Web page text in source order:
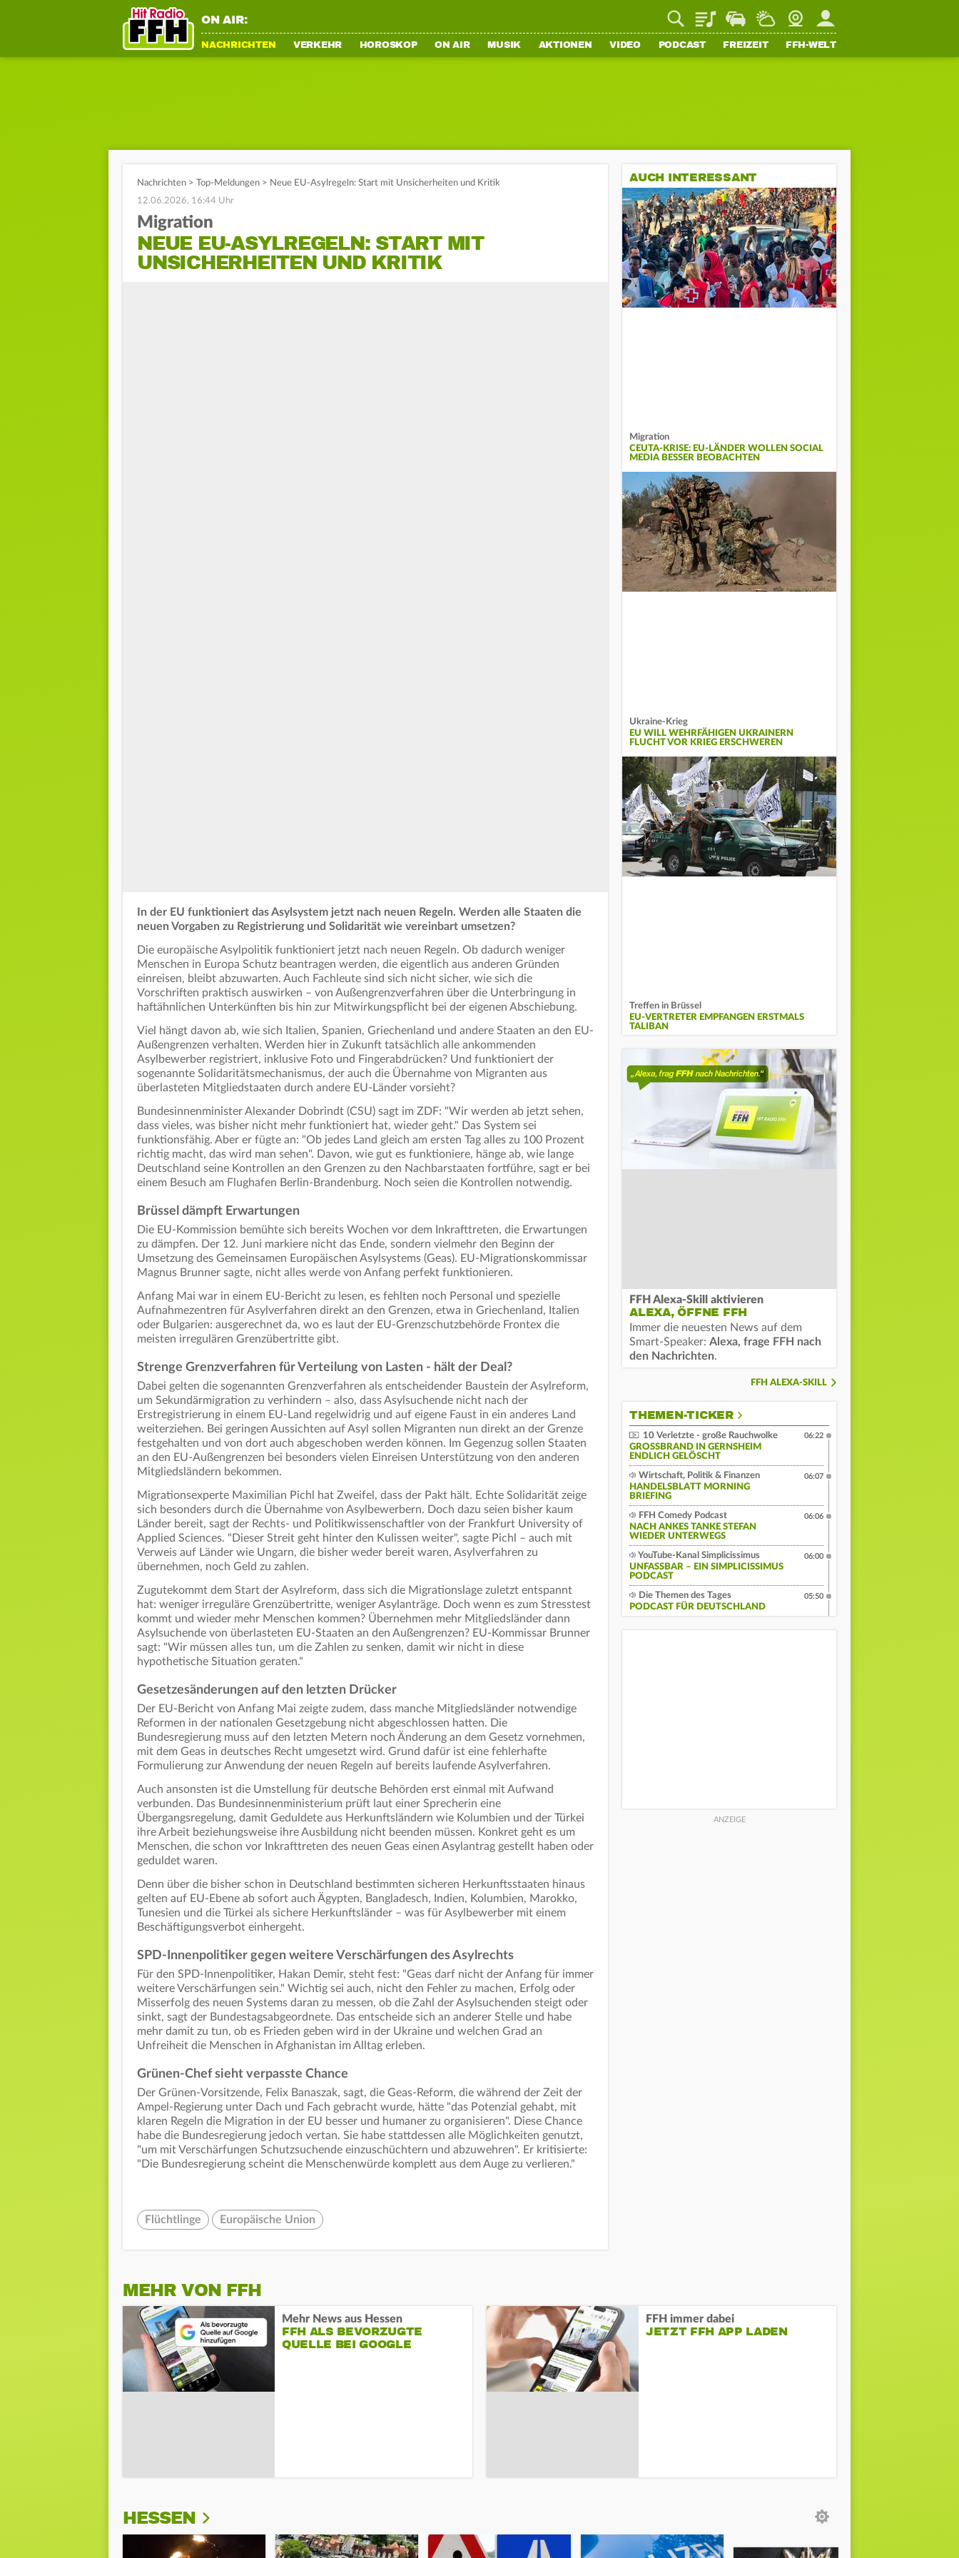
ON AIR: PlaylistStaupilotWetterWebcamMein FFH
NACHRICHTEN VERKEHR HOROSKOP ON AIR MUSIK AKTIONEN VIDEO PODCAST FREIZEIT FFH-WELT
Nachrichten > Top-Meldungen > Neue EU-Asylregeln: Start mit Unsicherheiten und Kritik
12.06.2026, 16:44 Uhr
Migration
NEUE EU-ASYLREGELN: START MIT
UNSICHERHEITEN UND KRITIK
In der EU funktioniert das Asylsystem jetzt nach neuen Regeln. Werden alle Staaten die
neuen Vorgaben zu Registrierung und Solidarität wie vereinbart umsetzen?
Die europäische Asylpolitik funktioniert jetzt nach neuen Regeln. Ob dadurch weniger
Menschen in Europa Schutz beantragen werden, die eigentlich aus anderen Gründen
einreisen, bleibt abzuwarten. Auch Fachleute sind sich nicht sicher, wie sich die
Vorschriften praktisch auswirken – von Außengrenzverfahren über die Unterbringung in
haftähnlichen Unterkünften bis hin zur Mitwirkungspflicht bei der eigenen Abschiebung.
Viel hängt davon ab, wie sich Italien, Spanien, Griechenland und andere Staaten an den EU-
Außengrenzen verhalten. Werden hier in Zukunft tatsächlich alle ankommenden
Asylbewerber registriert, inklusive Foto und Fingerabdrücken? Und funktioniert der
sogenannte Solidaritätsmechanismus, der auch die Übernahme von Migranten aus
überlasteten Mitgliedstaaten durch andere EU-Länder vorsieht?
Bundesinnenminister Alexander Dobrindt (CSU) sagt im ZDF: "Wir werden ab jetzt sehen,
dass vieles, was bisher nicht mehr funktioniert hat, wieder geht." Das System sei
funktionsfähig. Aber er fügte an: "Ob jedes Land gleich am ersten Tag alles zu 100 Prozent
richtig macht, das wird man sehen". Davon, wie gut es funktioniere, hänge ab, wie lange
Deutschland seine Kontrollen an den Grenzen zu den Nachbarstaaten fortführe, sagt er bei
einem Besuch am Flughafen Berlin-Brandenburg. Noch seien die Kontrollen notwendig.
Brüssel dämpft Erwartungen
Die EU-Kommission bemühte sich bereits Wochen vor dem Inkrafttreten, die Erwartungen
zu dämpfen. Der 12. Juni markiere nicht das Ende, sondern vielmehr den Beginn der
Umsetzung des Gemeinsamen Europäischen Asylsystems (Geas). EU-Migrationskommissar
Magnus Brunner sagte, nicht alles werde von Anfang perfekt funktionieren.
Anfang Mai war in einem EU-Bericht zu lesen, es fehlten noch Personal und spezielle
Aufnahmezentren für Asylverfahren direkt an den Grenzen, etwa in Griechenland, Italien
oder Bulgarien: ausgerechnet da, wo es laut der EU-Grenzschutzbehörde Frontex die
meisten irregulären Grenzübertritte gibt.
Strenge Grenzverfahren für Verteilung von Lasten - hält der Deal?
Dabei gelten die sogenannten Grenzverfahren als entscheidender Baustein der Asylreform,
um Sekundärmigration zu verhindern – also, dass Asylsuchende nicht nach der
Erstregistrierung in einem EU-Land regelwidrig und auf eigene Faust in ein anderes Land
weiterziehen. Bei geringen Aussichten auf Asyl sollen Migranten nun direkt an der Grenze
festgehalten und von dort auch abgeschoben werden können. Im Gegenzug sollen Staaten
an den EU-Außengrenzen bei besonders vielen Einreisen Unterstützung von den anderen
Mitgliedsländern bekommen.
Migrationsexperte Maximilian Pichl hat Zweifel, dass der Pakt hält. Echte Solidarität zeige
sich besonders durch die Übernahme von Asylbewerbern. Doch dazu seien bisher kaum
Länder bereit, sagt der Rechts- und Politikwissenschaftler von der Frankfurt University of
Applied Sciences. "Dieser Streit geht hinter den Kulissen weiter", sagte Pichl – auch mit
Verweis auf Länder wie Ungarn, die bisher weder bereit waren, Asylverfahren zu
übernehmen, noch Geld zu zahlen.
Zugutekommt dem Start der Asylreform, dass sich die Migrationslage zuletzt entspannt
hat: weniger irreguläre Grenzübertritte, weniger Asylanträge. Doch wenn es zum Stresstest
kommt und wieder mehr Menschen kommen? Übernehmen mehr Mitgliedsländer dann
Asylsuchende von überlasteten EU-Staaten an den Außengrenzen? EU-Kommissar Brunner
sagt: "Wir müssen alles tun, um die Zahlen zu senken, damit wir nicht in diese
hypothetische Situation geraten."
Gesetzesänderungen auf den letzten Drücker
Der EU-Bericht von Anfang Mai zeigte zudem, dass manche Mitgliedsländer notwendige
Reformen in der nationalen Gesetzgebung nicht abgeschlossen hatten. Die
Bundesregierung muss auf den letzten Metern noch Änderung an dem Gesetz vornehmen,
mit dem Geas in deutsches Recht umgesetzt wird. Grund dafür ist eine fehlerhafte
Formulierung zur Anwendung der neuen Regeln auf bereits laufende Asylverfahren.
Auch ansonsten ist die Umstellung für deutsche Behörden erst einmal mit Aufwand
verbunden. Das Bundesinnenministerium prüft laut einer Sprecherin eine
Übergangsregelung, damit Geduldete aus Herkunftsländern wie Kolumbien und der Türkei
ihre Arbeit beziehungsweise ihre Ausbildung nicht beenden müssen. Konkret geht es um
Menschen, die schon vor Inkrafttreten des neuen Geas einen Asylantrag gestellt haben oder
geduldet waren.
Denn über die bisher schon in Deutschland bestimmten sicheren Herkunftsstaaten hinaus
gelten auf EU-Ebene ab sofort auch Ägypten, Bangladesch, Indien, Kolumbien, Marokko,
Tunesien und die Türkei als sichere Herkunftsländer – was für Asylbewerber mit einem
Beschäftigungsverbot einhergeht.
SPD-Innenpolitiker gegen weitere Verschärfungen des Asylrechts
Für den SPD-Innenpolitiker, Hakan Demir, steht fest: "Geas darf nicht der Anfang für immer
weitere Verschärfungen sein." Wichtig sei auch, nicht den Fehler zu machen, Erfolg oder
Misserfolg des neuen Systems daran zu messen, ob die Zahl der Asylsuchenden steigt oder
sinkt, sagt der Bundestagsabgeordnete. Das entscheide sich an anderer Stelle und habe
mehr damit zu tun, ob es Frieden geben wird in der Ukraine und welchen Grad an
Unfreiheit die Menschen in Afghanistan im Alltag erleben.
Grünen-Chef sieht verpasste Chance
Der Grünen-Vorsitzende, Felix Banaszak, sagt, die Geas-Reform, die während der Zeit der
Ampel-Regierung unter Dach und Fach gebracht wurde, hätte "das Potenzial gehabt, mit
klaren Regeln die Migration in der EU besser und humaner zu organisieren". Diese Chance
habe die Bundesregierung jedoch vertan. Sie habe stattdessen alle Möglichkeiten genutzt,
"um mit Verschärfungen Schutzsuchende einzuschüchtern und abzuwehren". Er kritisierte:
"Die Bundesregierung scheint die Menschenwürde komplett aus dem Auge zu verlieren."
Flüchtlinge Europäische Union
AUCH INTERESSANT
Migration
CEUTA-KRISE: EU-LÄNDER WOLLEN SOCIAL
MEDIA BESSER BEOBACHTEN
Ukraine-Krieg
EU WILL WEHRFÄHIGEN UKRAINERN
FLUCHT VOR KRIEG ERSCHWEREN
Treffen in Brüssel
EU-VERTRETER EMPFANGEN ERSTMALS
TALIBAN
FFH Alexa-Skill aktivieren
ALEXA, ÖFFNE FFH
Immer die neuesten News auf dem
Smart-Speaker: Alexa, frage FFH nach
den Nachrichten.
FFH ALEXA-SKILL
THEMEN-TICKER
10 Verletzte - große Rauchwolke
GROSSBRAND IN GERNSHEIM E
NDLICH GELÖSCHT
06:22
Wirtschaft, Politik & Finanzen
HANDELSBLATT MORNING
BRIEFING
06:07
FFH Comedy Podcast
NACH ANKES TANKE STEFAN
WIEDER UNTERWEGS
06:06
YouTube-Kanal Simplicissimus
UNFASSBAR – EIN SIMPLICISSIMUS
PODCAST
06:00
Die Themen des Tages
PODCAST FÜR DEUTSCHLAND
05:50
MEHR VON FFH
Mehr News aus Hessen
FFH ALS BEVORZUGTE
QUELLE BEI GOOGLE
FFH immer dabei
JETZT FFH APP LADEN
HESSEN